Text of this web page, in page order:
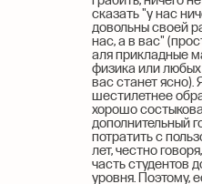
сказать "у нас
довольны своей
нас, а в вас"
аля прикладные
физика или любых
вас станет ясно).
шестилетнее
хорошо
дополнительный
потратить с
лет, честно
часть студентов
уровня. Поэтому,